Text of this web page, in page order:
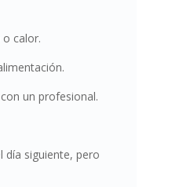
o calor.
un profesional.
día siguiente, pero